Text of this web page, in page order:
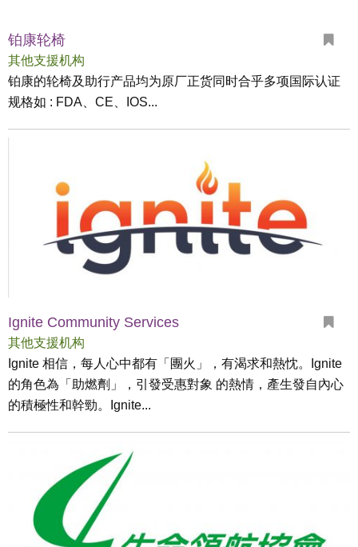
铂康轮椅
其他支援机构
铂康的轮椅及助行产品均为原厂正货同时合乎多项国际认证
规格如 : FDA、CE、IOS...
Ignite Community Services
其他支援机构
Ignite 相信，每人心中都有「團火」，有渴求和熱忱。Ignite
的角色為「助燃劑」，引發受惠對象 的熱情，產生發自內心
的積極性和幹勁。Ignite...